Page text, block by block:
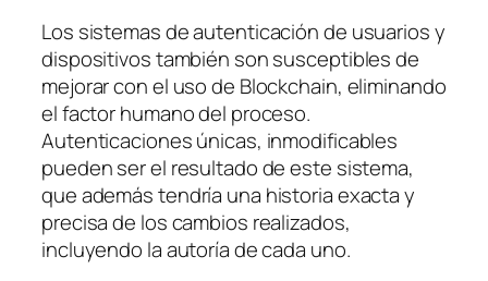
Los sistemas de autenticación de usuarios y
dispositivos también son susceptibles de
mejorar con el uso de Blockchain, eliminando
el factor humano del proceso.
Autenticaciones únicas, inmodificables
pueden ser el resultado de este sistema,
que además tendría una historia exacta y
precisa de los cambios realizados,
incluyendo la autoría de cada uno.